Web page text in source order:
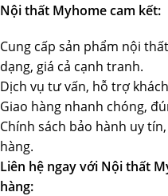
Nội thất Myhome cam kết:
Cung cấp sản phẩm nội
dạng, giá cả cạnh tranh.
Dịch vụ tư vấn, hỗ trợ
Giao hàng nhanh chóng,
Chính sách bảo hành uy
hàng.
Liên hệ ngay với Nội thất
hàng: